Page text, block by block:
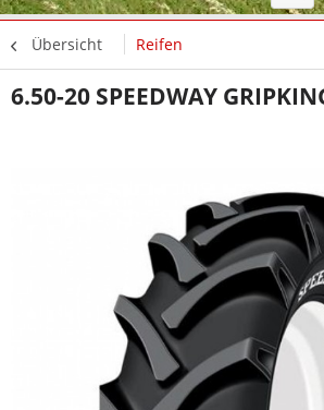
Übersicht Reifen
6.50-20 SPEEDWAY